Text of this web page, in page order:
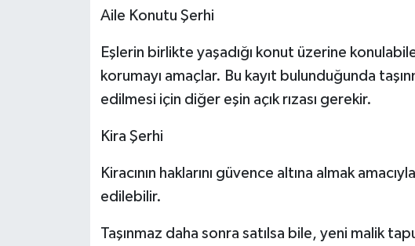
Aile Konutu Şerhi
Eşlerin birlikte yaşadığı konut üzerine
korumayı amaçlar. Bu kayıt bulunduğunda
edilmesi için diğer eşin açık rızası gerekir.
Kira Şerhi
Kiracının haklarını güvence altına almak
edilebilir.
Taşınmaz daha sonra satılsa bile, yeni malik